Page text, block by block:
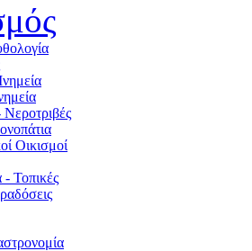
Οικισμοί
Τοπικές